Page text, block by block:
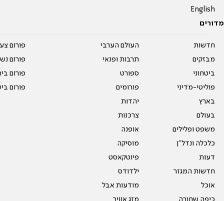
English
מדורים
חדשות
מבזקים
ביטחוני
פוליטי-מדיני
בארץ
בעולם
משפט ופלילים
כלכלה ונדל"ן
דעות
חדשות המגזר
אוכל
העולם הערבי
תרבות ופנאי
ספורט
פורומים
יהדות
צרכנות
אופנה
מוסיקה
פיוטקאסט
ילדודס
מודעות אבל
פורום
פורום
פורום
פורום